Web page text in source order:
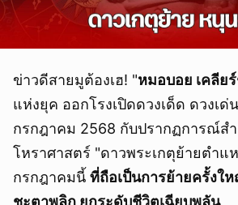
ข่าวดีสายมูต้องเฮ! "หมอบอย เคลีย
แห่งยุค ออกโรงเปิดดวงเด็ด ดวงเด่
กรกฎาคม 2568 กับปรากฏการณ์ส
โหราศาสตร์ "ดาวพระเกตุย้ายตำแ
กรกฎาคมนี้ ที่ถือเป็นการย้ายครั้งใ
ชะตาพลิก ยกระดับชีวิตเฉียบพลัน